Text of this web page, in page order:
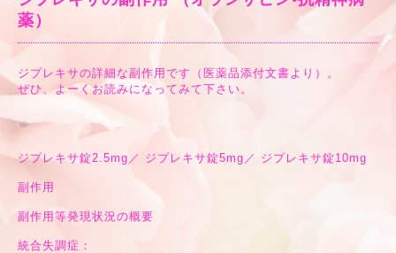
薬）
ジプレキサの詳細な副作用です（医薬品添付文書より）。
ぜひ、よーくお読みになってみて下さい。
ジプレキサ錠2.5mg／ ジプレキサ錠5mg／ ジプレキサ錠10mg
副作用
副作用等発現状況の概要
統合失調症：